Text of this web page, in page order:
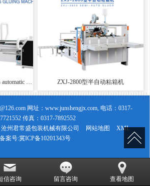
全自动粘箱机 JCS-ZX series automatic folding gluing machine ZXJ-2800型半自动粘箱机
网址：www.junshengjx.com, 电话：0317-
7721552 传真：0317-7892552
沧州君常盛包装机械有限公司 网站地图
XML
备案号:冀ICP备10201343号
信咨询 留言咨询 查看地图